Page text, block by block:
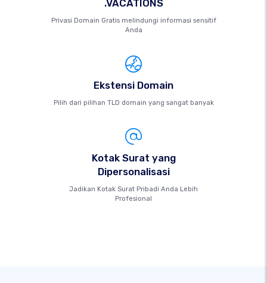
.VACATIONS
Privasi Domain Gratis melindungi informasi sensitif
Anda
Ekstensi Domain
Pilih dari pilihan TLD domain yang sangat banyak
Kotak Surat yang
Dipersonalisasi
Jadikan Kotak Surat Pribadi Anda Lebih
Profesional